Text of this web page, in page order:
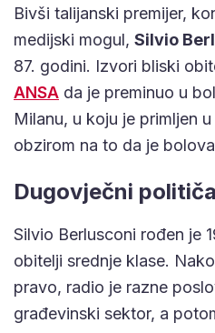
Bivši talijanski premijer,
medijski mogul, Silvio
87. godini. Izvori bliski
ANSA da je preminuo u
Milanu, u koju je primljen
obzirom na to da je
Dugovječni
Silvio Berlusconi rođen je
obitelji srednje klase.
pravo, radio je razne
građevinski sektor, a